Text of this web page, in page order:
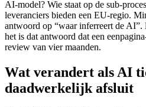
AI-model? Wie staat op de sub-
leveranciers bieden een EU-regio.
antwoord op “waar inferreert de
het is dat antwoord dat een
review van vier maanden.
Wat verandert als AI
daadwerkelijk afsluit